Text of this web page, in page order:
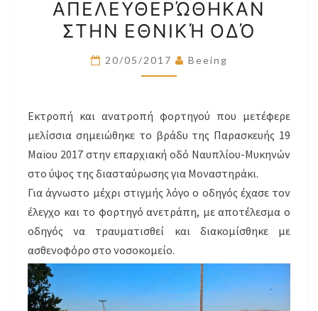
–
ΧΙΛΙΆΔΕΣ
ΜΈΛΙΣΣΕΣ
ΑΠΕΛΕΥΘΕΡΏΘΗΚΑΝ
ΕΘΝΙΚΉ
ΟΔΌ
ΑΠΕΛΕΥΘΕΡΏΘΗΚΑΝ
ΣΤΗΝ ΕΘΝΙΚΉ ΟΔΌ
20/05/2017 Beeing
Εκτροπή και ανατροπή φορτηγού που μετέφερε
μελίσσια σημειώθηκε το βράδυ της Παρασκευής 19
Μαϊου 2017 στην επαρχιακή οδό Ναυπλίου-Μυκηνών
στο ύψος της διασταύρωσης για Μοναστηράκι.
Για άγνωστο μέχρι στιγμής λόγο ο οδηγός έχασε τον
έλεγχο και το φορτηγό ανετράπη, με αποτέλεσμα ο
οδηγός να τραυματισθεί και διακομίσθηκε με
ασθενοφόρο στο νοσοκομείο.